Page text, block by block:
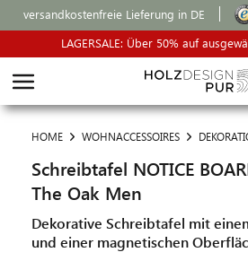
versandkostenfreie Lieferung in DE
LAGERSALE: Über 50% auf
HOME WOHNACCESSOIRES
Schreibtafel NOTICE
The Oak Men
Dekorative Schreibtafel mit
und einer magnetischen